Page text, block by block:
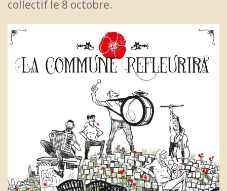
collectif le 8 octobre.